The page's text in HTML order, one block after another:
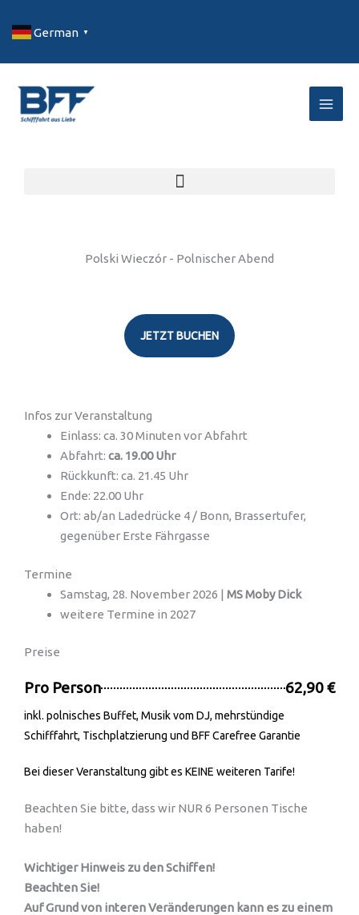
InhaltGerman ▼
Polski Wieczór - Polnischer Abend
JETZT BUCHEN
Infos zur Veranstaltung
Einlass: ca. 30 Minuten vor Abfahrt
Abfahrt: ca. 19.00 Uhr
Rückkunft: ca. 21.45 Uhr
Ende: 22.00 Uhr
Ort: ab/an Ladedrücke 4 / Bonn, Brassertufer,
gegenüber Erste Fährgasse
Termine
Samstag, 28. November 2026 | MS Moby Dick
weitere Termine in 2027
Preise
Pro Person 62,90 €
inkl. polnisches Buffet, Musik vom DJ, mehrstündige
Schifffahrt, Tischplatzierung und BFF Carefree Garantie
Bei dieser Veranstaltung gibt es KEINE weiteren Tarife!
Beachten Sie bitte, dass wir NUR 6 Personen Tische
haben!
Wichtiger Hinweis zu den Schiffen!
Beachten Sie!
Auf Grund von interen Veränderungen kann es zu einem